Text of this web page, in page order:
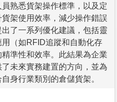
熟悉貨架操作標準，以及定
架使用效率，減少操作錯誤
了一系列優化建議，包括靈
（如RFID追蹤和自動化存
準性和效率。此結果為企業
未來實務建置的方向，並為
身行業類別的倉儲貨架。